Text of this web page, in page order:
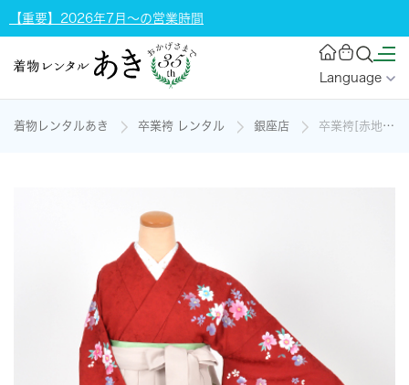
【重要】2026年7月～の営業時間
Language
着物レンタルあき 卒業袴 レンタル 銀座店 卒業袴[赤地に桜]の着物レンタル